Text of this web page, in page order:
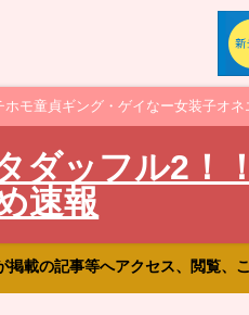
ホモ童貞ギング・ゲイなー女装子オ
ダッフル2！
速報
掲載の記事等へアクセス、閲覧、